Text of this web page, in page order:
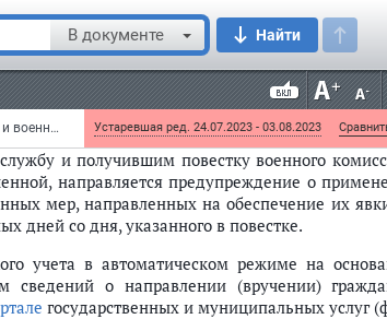
В документе Найти
Федеральный закон от 28 марта 1998 г. N 53-ФЗ "О воинской обязанности и военной службе" Устаревшая ред. 24.07.2023 - 03.08.2023
в автоматическом режиме и
направляется гражданину в личный
в федеральный орган исполнительной
безопасности Российской Федерации,
по выработке и реализации
дел, а также отражается в Реестре
и получившим повестку военного
направляется предупреждение о
мер, направленных на обеспечение их
дней со дня, указанного в повестке.
учета в автоматическом режиме на
сведений о направлении (вручении)
государственных и муниципальных услуг